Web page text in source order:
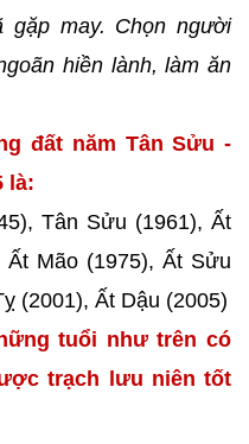
may. Chọn người
hiền lành, làm ăn
đất năm Tân Sửu -
là:
Tân Sửu (1961), Ất
Mão (1975), Ất Sửu
(2001), Ất Dậu (2005)
tuổi như trên có
trạch lưu niên tốt